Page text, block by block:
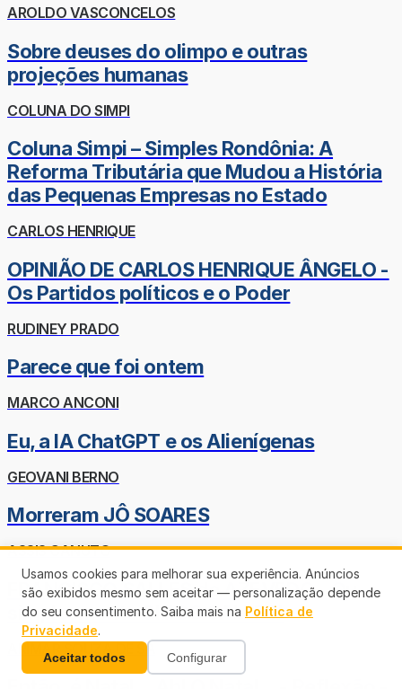
AROLDO VASCONCELOS
Sobre deuses do olimpo e outras
projeções humanas
COLUNA DO SIMPI
Coluna Simpi – Simples Rondônia: A
Reforma Tributária que Mudou a História
das Pequenas Empresas no Estado
CARLOS HENRIQUE
OPINIÃO DE CARLOS HENRIQUE ÂNGELO -
Os Partidos políticos e o Poder
RUDINEY PRADO
Parece que foi ontem
MARCO ANCONI
Eu, a IA ChatGPT e os Alienígenas
GEOVANI BERNO
Morreram JÔ SOARES
ASSIS CANUTO
FRANCISCO SALLES de AZEVEDO - Ou
simplesmente CHICO SALLES!
ARIMAR SOUZA DE SÁ
Usamos cookies para melhorar sua experiência. Anúncios
são exibidos mesmo sem aceitar — personalização depende
do seu consentimento. Saiba mais na Política de
Privacidade.
Aceitar todos Configurar